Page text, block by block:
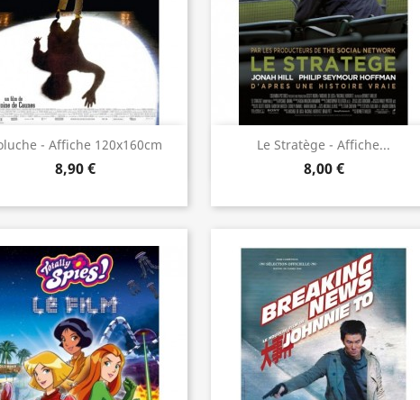
- Affiche 120x160cm
8,90 €
Aperçu rapide Le Stratège - Affiche...
8,00 €
Aperçu rapide